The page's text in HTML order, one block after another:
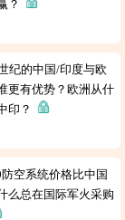
？
纪的中国/印度与欧
更有优势？欧洲从什
印？
空系统价格比中国
么总在国际军火采购